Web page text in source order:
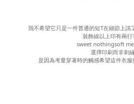
我不希望它只是一件普通的短T在細節上請
裝飾線以上印有兩行
sweet nothingsoft
選擇印刷而非刺
是因為考量穿著時的觸感希望這件衣